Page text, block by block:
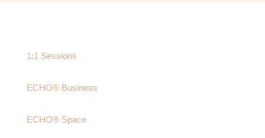
1:1 Sessions
ECHO® Business
ECHO® Space